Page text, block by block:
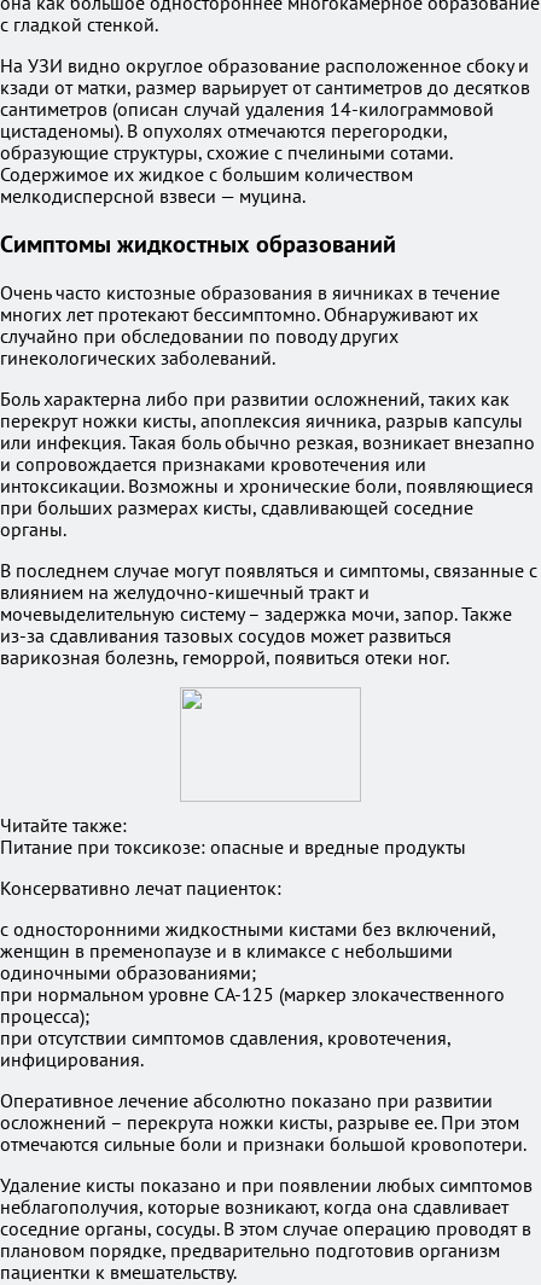
с гладкой стенкой.
На УЗИ видно округлое образование расположенное сбоку и
кзади от матки, размер варьирует от сантиметров до десятков
сантиметров (описан случай удаления 14-килограммовой
цистаденомы). В опухолях отмечаются перегородки,
образующие структуры, схожие с пчелиными сотами.
Содержимое их жидкое с большим количеством
мелкодисперсной взвеси — муцина.
Симптомы жидкостных образований
Очень часто кистозные образования в яичниках в течение
многих лет протекают бессимптомно. Обнаруживают их
случайно при обследовании по поводу других
гинекологических заболеваний.
Боль характерна либо при развитии осложнений, таких как
перекрут ножки кисты, апоплексия яичника, разрыв капсулы
или инфекция. Такая боль обычно резкая, возникает внезапно
и сопровождается признаками кровотечения или
интоксикации. Возможны и хронические боли, появляющиеся
при больших размерах кисты, сдавливающей соседние
органы.
В последнем случае могут появляться и симптомы, связанные с
влиянием на желудочно-кишечный тракт и
мочевыделительную систему – задержка мочи, запор. Также
из-за сдавливания тазовых сосудов может развиться
варикозная болезнь, геморрой, появиться отеки ног.
Читайте также:
Питание при токсикозе: опасные и вредные продукты
Консервативно лечат пациенток:
с односторонними жидкостными кистами без включений,
женщин в пременопаузе и в климаксе с небольшими
одиночными образованиями;
при нормальном уровне СА-125 (маркер злокачественного
процесса);
при отсутствии симптомов сдавления, кровотечения,
инфицирования.
Оперативное лечение абсолютно показано при развитии
осложнений – перекрута ножки кисты, разрыве ее. При этом
отмечаются сильные боли и признаки большой кровопотери.
Удаление кисты показано и при появлении любых симптомов
неблагополучия, которые возникают, когда она сдавливает
соседние органы, сосуды. В этом случае операцию проводят в
плановом порядке, предварительно подготовив организм
пациентки к вмешательству.